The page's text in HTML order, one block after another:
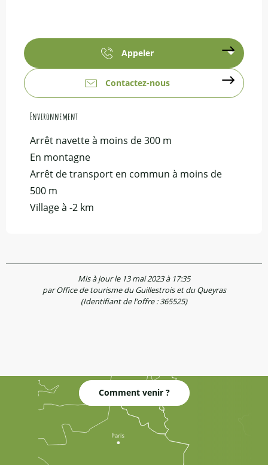
Appeler
Contactez-nous
Environnement
Environnement
Arrêt navette à moins de 300 m
En montagne
Arrêt de transport en commun à moins de
500 m
Village à -2 km
Mis à jour le 13 mai 2023 à 17:35
par Office de tourisme du Guillestrois et du Queyras
(Identifiant de l'offre :365525)
Comment venir ?